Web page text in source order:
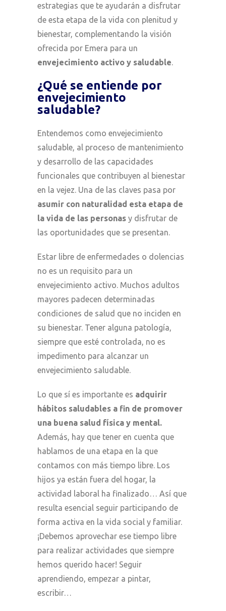
estrategias que te ayudarán a disfrutar
de esta etapa de la vida con plenitud y
bienestar, complementando la visión
ofrecida por Emera para un
envejecimiento activo y saludable.
¿Qué se entiende por
envejecimiento
saludable?
Entendemos como envejecimiento
saludable, al proceso de mantenimiento
y desarrollo de las capacidades
funcionales que contribuyen al bienestar
en la vejez. Una de las claves pasa por
asumir con naturalidad esta etapa de
la vida de las personas y disfrutar de
las oportunidades que se presentan.
Estar libre de enfermedades o dolencias
no es un requisito para un
envejecimiento activo. Muchos adultos
mayores padecen determinadas
condiciones de salud que no inciden en
su bienestar. Tener alguna patología,
siempre que esté controlada, no es
impedimento para alcanzar un
envejecimiento saludable.
Lo que sí es importante es adquirir
hábitos saludables a fin de promover
una buena salud física y mental.
Además, hay que tener en cuenta que
hablamos de una etapa en la que
contamos con más tiempo libre. Los
hijos ya están fuera del hogar, la
actividad laboral ha finalizado… Así que
resulta esencial seguir participando de
forma activa en la vida social y familiar.
¡Debemos aprovechar ese tiempo libre
para realizar actividades que siempre
hemos querido hacer! Seguir
aprendiendo, empezar a pintar,
escribir…